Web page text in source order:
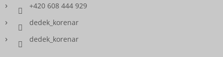
+420 608 444 929
dedek_korenar
dedek_korenar